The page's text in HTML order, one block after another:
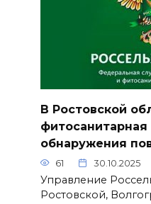
В Ростовской
фитосанитарная
обнаружения
61 30.10.2025
Управление
Ростовской,